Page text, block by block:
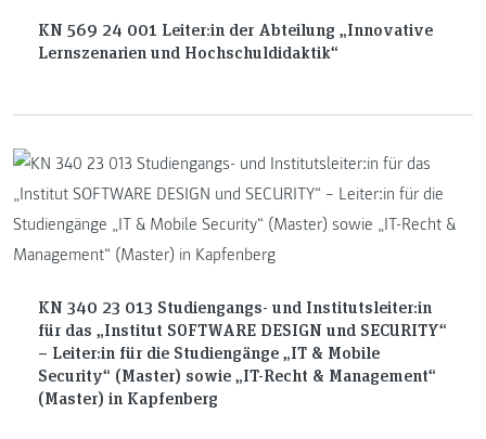
KN 569 24 001 Leiter:in der Abteilung „Innovative
Lernszenarien und Hochschuldidaktik“
KN 340 23 013 Studiengangs- und Institutsleiter:in
für das „Institut SOFTWARE DESIGN und SECURITY“
– Leiter:in für die Studiengänge „IT & Mobile
Security“ (Master) sowie „IT-Recht & Management“
(Master) in Kapfenberg